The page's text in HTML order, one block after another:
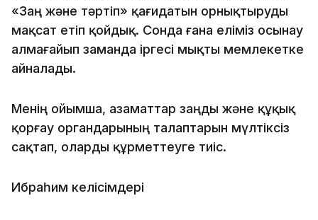
«Заң және тәртіп» қағидатын орнықтыруды
мақсат етіп қойдық. Сонда ғана еліміз осынау
алмағайып заманда іргесі мықты мемлекетке
айналады.
Менің ойымша, азаматтар заңды және құқық
қорғау органдарының талаптарын мүлтіксіз
сақтап, оларды құрметтеуге тиіс.
Ибраһим келісімдері